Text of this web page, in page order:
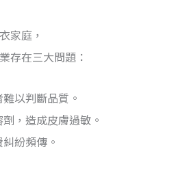
家庭，
存在三大問題：
以判斷品質。
，造成皮膚過敏。
紛頻傳。